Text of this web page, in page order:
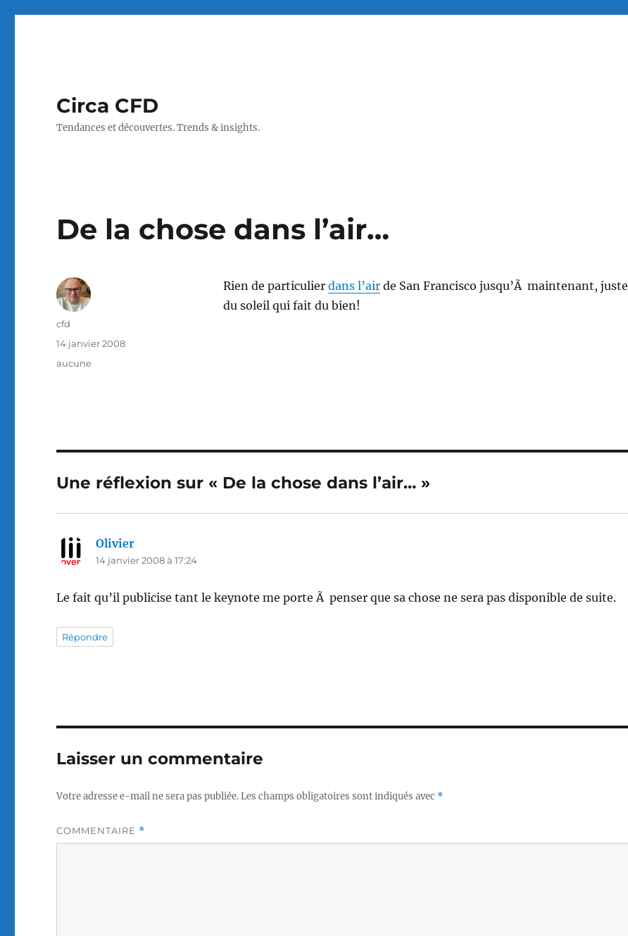
Circa CFD
Tendances et découvertes. Trends & insights.
De la chose dans l’air…
Rien de particulier dans l’airde San Francisco jusqu’Ã maintenant, juste
du soleil qui fait du bien!
Auteur
cfd
Publié
14 janvier 2008
Catégories
aucune
Une réflexion sur « De la chose dans l’air… »
Olivier
14 janvier 2008 à 17:24
Le fait qu’il publicise tant le keynote me porte Ã penser que sa chose ne sera pas disponible de suite.
Répondre
Laisser un commentaire
Votre adresse e-mail ne sera pas publiée.Les champs obligatoires sont indiqués avec *
COMMENTAIRE *